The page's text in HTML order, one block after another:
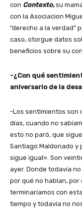
con Contexto,su
con la Asociacion
“derecho a la verdad”
caso, otorgue datos
beneficios sobre su
-¿Con qué
aniversario de la
-Los sentimientos son
días, cuando no
esto no paró, que
Santiago Maldonado y
sigue igual». Son
ayer. Donde todavía
por qué no hablan,
terminaríamos con
tiempo y todavía no